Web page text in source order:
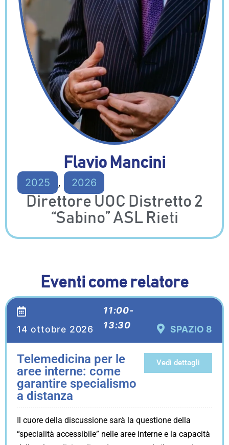
Flavio Mancini
2025 , 2026
Direttore UOC Distretto 2
“Sabino” ASL Rieti
Eventi come relatore
14 ottobre 2026
11:00-
13:30
SPAZIO 8
Telemedicina per le
aree interne: come
garantire specialismo
a distanza
Vedi dettagli
Il cuore della discussione sarà la questione della
“specialità accessibile” nelle aree interne e la capacità